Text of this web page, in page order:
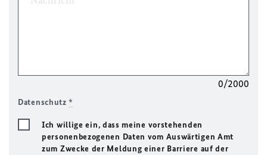
0/2000
Datenschutz*
Ich willige ein, dass meine vorstehenden
personenbezogenen Daten vom Auswärtigen Amt
zum Zwecke der Meldung einer Barriere auf der